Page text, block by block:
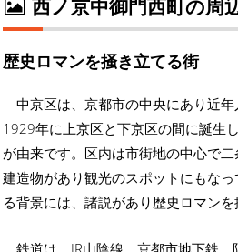
西ノ京中御門西町の周
歴史ロマンを掻き立てる街
中京区は、京都市の中央にあり近年
1929年に上京区と下京区の間に誕生
が由来です。区内は市街地の中心で
建造物があり観光のスポットにもな
る背景には、諸説があり歴史ロマンを
鉄道は、JR山陰線、京都市地下鉄